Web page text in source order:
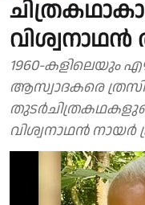
വിശ്വനാഥൻ
1960-കളിലെയും
ആസ്വാദകരെ
വിശ്വനാഥൻ